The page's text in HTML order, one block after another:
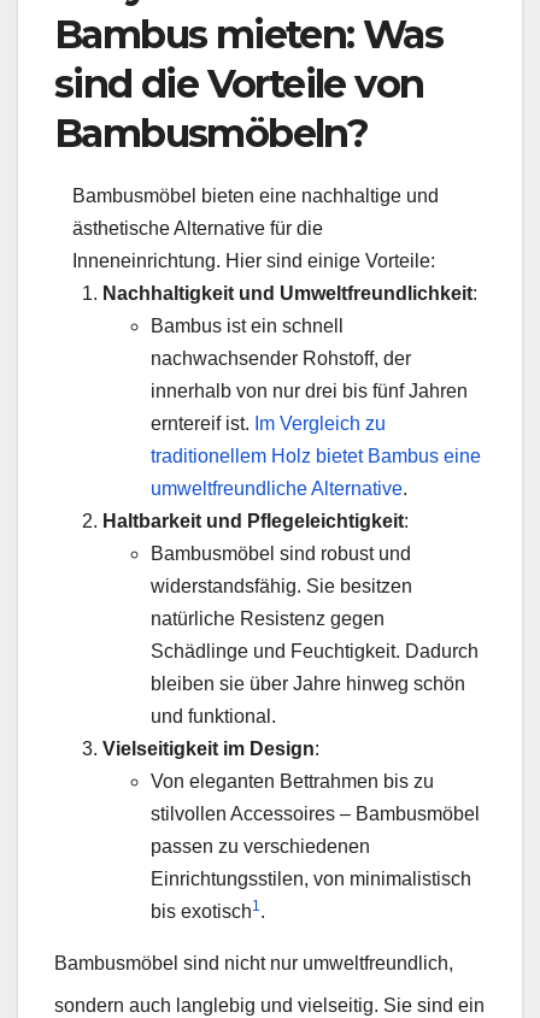
Bambusmieten: Was
sind die Vorteile von
Bambusmöbeln?
Bambusmöbel bieten eine nachhaltige und
ästhetische Alternative für die
Inneneinrichtung. Hier sind einige Vorteile:
Nachhaltigkeit und Umweltfreundlichkeit:
Bambus ist ein schnell
nachwachsender Rohstoff, der
innerhalb von nur drei bis fünf Jahren
erntereif ist. Im Vergleich zu
traditionellem Holz bietet Bambus eine
umweltfreundliche Alternative.
Haltbarkeit und Pflegeleichtigkeit:
Bambusmöbel sind robust und
widerstandsfähig. Sie besitzen
natürliche Resistenz gegen
Schädlinge und Feuchtigkeit. Dadurch
bleiben sie über Jahre hinweg schön
und funktional.
Vielseitigkeit im Design:
Von eleganten Bettrahmen bis zu
stilvollen Accessoires – Bambusmöbel
passen zu verschiedenen
Einrichtungsstilen, von minimalistisch
bis exotisch1 .
Bambusmöbel sind nicht nur umweltfreundlich,
sondern auch langlebig und vielseitig. Sie sind ein